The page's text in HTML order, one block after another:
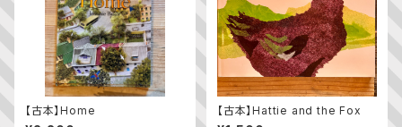
【古本】Home 【古本】Hattie and the Fox